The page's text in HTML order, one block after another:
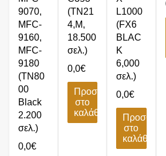
9070,
MFC-
9160,
MFC-
9180
(TN80
00
Black
2.200
σελ.)
0,0€
(TN21
4,M,
18.500
σελ.)
0,0€
Προσθήκη
στο
καλάθι
L1000
(FX6
BLAC
K
6,000
σελ.)
0,0€
Προσθήκη
στο
καλάθι